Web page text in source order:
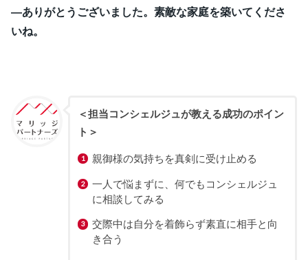
―ありがとうございました。素敵な家庭を築いてくださ
いね。
＜担当コンシェルジュが教える成功のポイン
ト＞
親御様の気持ちを真剣に受け止める
一人で悩まずに、何でもコンシェルジュ
に相談してみる
交際中は自分を着飾らず素直に相手と向
き合う